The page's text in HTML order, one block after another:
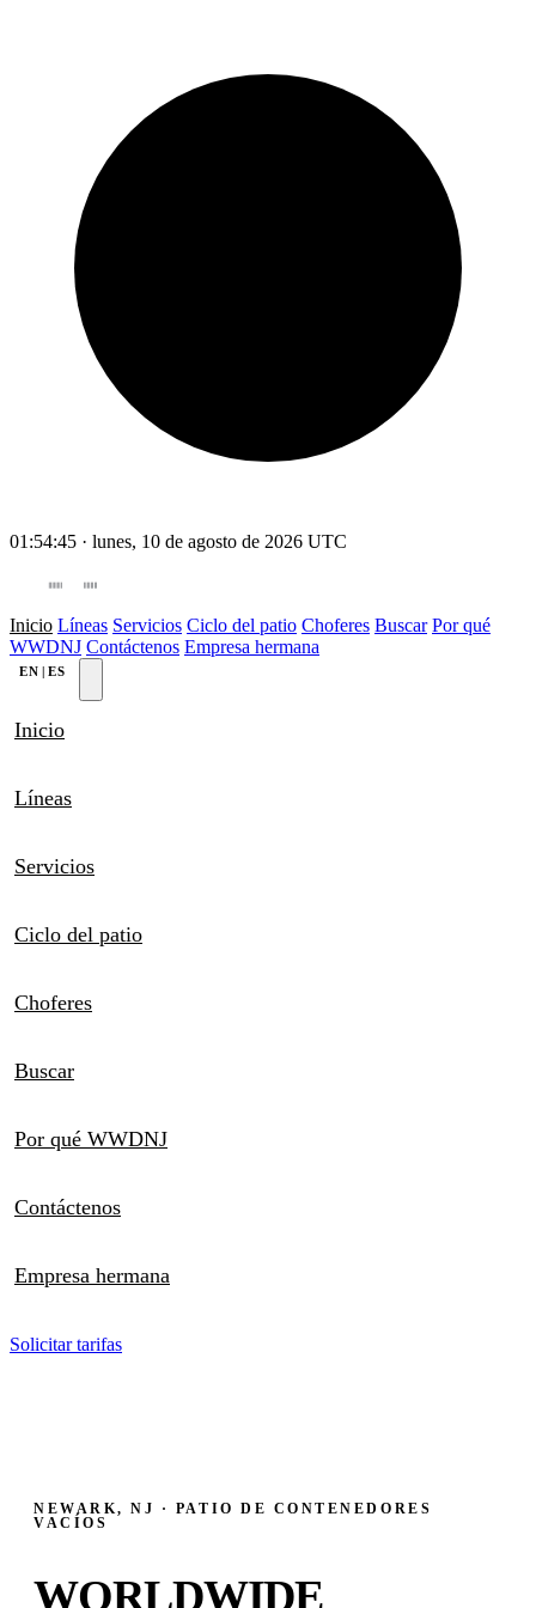
01:54:45 · lunes, 10 de agosto de 2026 UTC
Inicio Líneas Servicios Ciclo del patio Choferes Buscar Por qué
WWDNJ Contáctenos Empresa hermana
EN | ES
Inicio
Líneas
Servicios
Ciclo del patio
Choferes
Buscar
Por qué WWDNJ
Contáctenos
Empresa hermana
Solicitar tarifas
NEWARK, NJ · PATIO DE CONTENEDORES
VACÍOS
WORLDWIDE